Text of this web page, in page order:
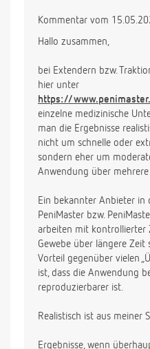
Kommentar vom
Hallo zusammen,
bei Extendern bzw.
hier unter
https://
einzelne medizinische
man die Ergebnisse
nicht um schnelle oder
sondern eher um
Anwendung über
Ein bekannter Anbieter in
PeniMaster bzw.
arbeiten mit kontrollierter
Gewebe über längere Zeit
Vorteil gegenüber vielen
ist, dass die Anwendung
reproduzierbarer ist.
Realistisch ist aus meiner
Ergebnisse, wenn